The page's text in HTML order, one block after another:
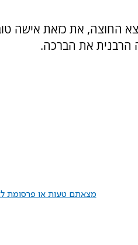
החוצה, את כזאת אישה
הרבנית את הברכה.
מצאתם טעות או פרסומת לא